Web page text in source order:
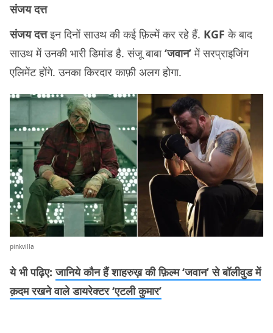
संजय दत्त
संजय दत्तइन दिनों साउथ की कई फ़िल्में कर रहे हैं. KGFके बाद
साउथ में उनकी भारी डिमांड है. संजू बाबा‘जवान’में सरप्राइजिंग
एलिमेंट होंगे. उनका किरदार काफ़ी अलग होगा.
pinkvilla
ये भी पढ़िए:जानिये कौन हैं शाहरुख़ की फ़िल्म ‘जवान’ से बॉलीवुड में
क़दम रखने वाले डायरेक्टर ‘एटली कुमार’